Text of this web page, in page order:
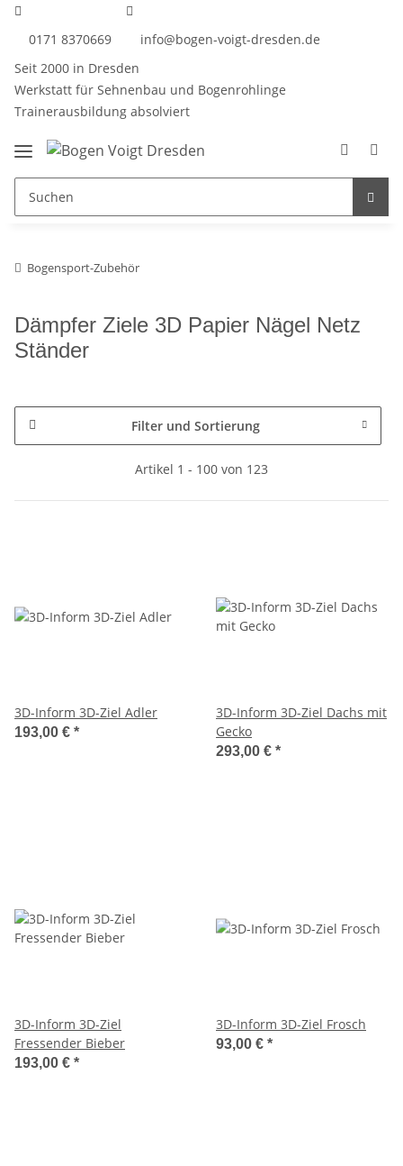
0171 8370669
info@bogen-voigt-dresden.de
Seit 2000 in Dresden
Werkstatt für Sehnenbau und Bogenrohlinge
Trainerausbildung absolviert
Bogensport-Zubehör
Dämpfer Ziele 3D Papier Nägel Netz
Ständer
Filter und Sortierung
Artikel 1 - 100 von 123
3D-Inform 3D-Ziel Adler
193,00 € *
3D-Inform 3D-Ziel Dachs mit
Gecko
293,00 € *
3D-Inform 3D-Ziel
Fressender Bieber
193,00 € *
3D-Inform 3D-Ziel Frosch
93,00 € *